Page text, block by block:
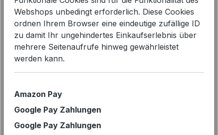
Bildergalerie überspringen
Webshops unbedingt erforderlich. Diese Cookies
ordnen Ihrem Browser eine eindeutige zufällige ID
zu damit Ihr ungehindertes Einkaufserlebnis über
mehrere Seitenaufrufe hinweg gewährleistet
werden kann.
Amazon Pay
Google Pay Zahlungen
Google Pay Zahlungen